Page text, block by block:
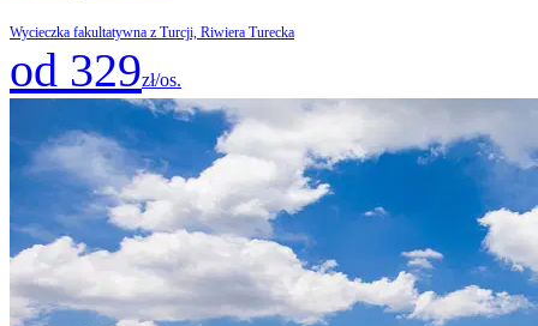
Wycieczka fakultatywna z Turcji, Riwiera Turecka
od 329zł/os.